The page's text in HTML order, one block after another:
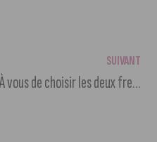
SUIVANT
À vous de choisir les deux fresques à la Fontaine d’Ouche !